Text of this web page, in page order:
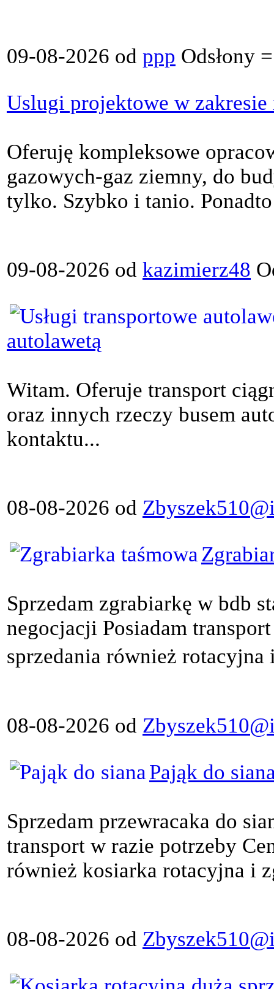
09-08-2026 od ppp Odsłony
Uslugi projektowe w
Oferuję kompleksowe
gazowych-gaz ziemny, do
tylko. Szybko i tanio.
09-08-2026 od kazimierz48
autolawetą
Witam. Oferuje transport
oraz innych rzeczy busem
kontaktu...
08-08-2026 od
Sprzedam zgrabiarkę w bdb
negocjacji Posiadam
sprzedania również
08-08-2026 od
Pająk do
Sprzedam przewracaka do
transport w razie potrzeby
również kosiarka rotacyjna i
08-08-2026 od